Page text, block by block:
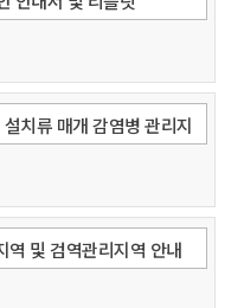
치류 매개 감염병 관리지
및 검역관리지역 안내